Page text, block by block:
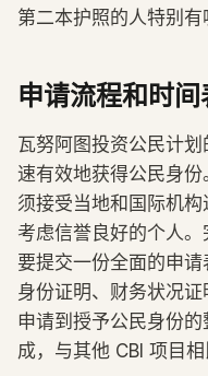
第二本护照的人特别有
申请流程和时间
瓦努阿图投资公民计
速有效地获得公民身
须接受当地和国际机
考虑信誉良好的个人
要提交一份全面的申
身份证明、财务状况
申请到授予公民身份
成，与其他 CBI 项目相